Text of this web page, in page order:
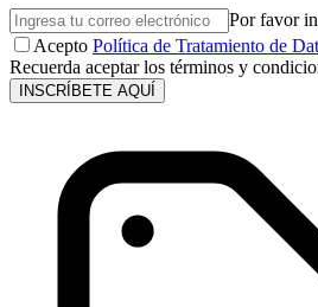
Por favor
Acepto Política de Tratamiento de
Recuerda aceptar los términos y
INSCRÍBETE AQUÍ